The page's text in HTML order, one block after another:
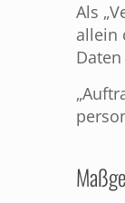
Als
allein